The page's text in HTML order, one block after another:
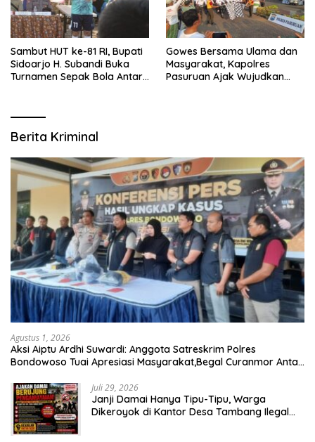
Sambut HUT ke-81 RI, Bupati
Sidoarjo H. Subandi Buka
Turnamen Sepak Bola Antar
Gowes Bersama Ulama dan
Masyarakat, Kapolres
Pasuruan Ajak Wujudkan
Berita Kriminal
Agustus 1, 2026
Aksi Aiptu Ardhi Suwardi: Anggota Satreskrim Polres
Bondowoso Tuai Apresiasi Masyarakat,Begal Curanmor Antar
Juli 29, 2026
Janji Damai Hanya Tipu-Tipu, Warga
Dikeroyok di Kantor Desa Tambang Ilegal